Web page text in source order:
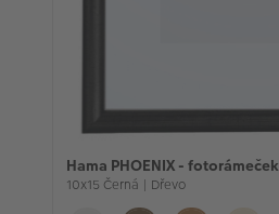
Hama PHOENIX - fotorámeček
10x15 Černá | Dřevo